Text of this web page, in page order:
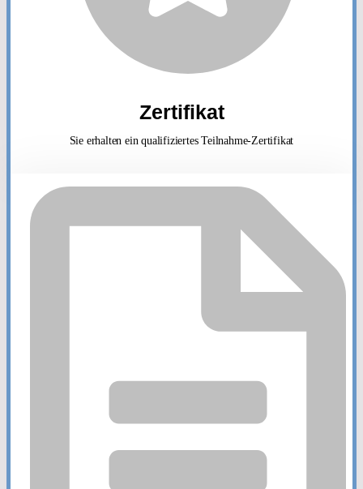
Zertifikat
Sie erhalten ein qualifiziertes Teilnahme-Zertifikat